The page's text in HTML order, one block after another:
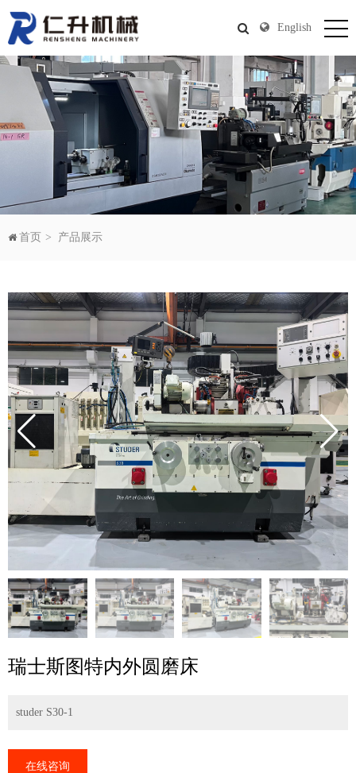
English
首页 产品展示
瑞士斯图特内外圆磨床
studer S30-1
在线咨询